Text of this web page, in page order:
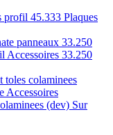
profil 45.333 Plaques
panneaux 33.250
Accessoires 33.250
toles colaminees
Accessoires
(dev) Sur